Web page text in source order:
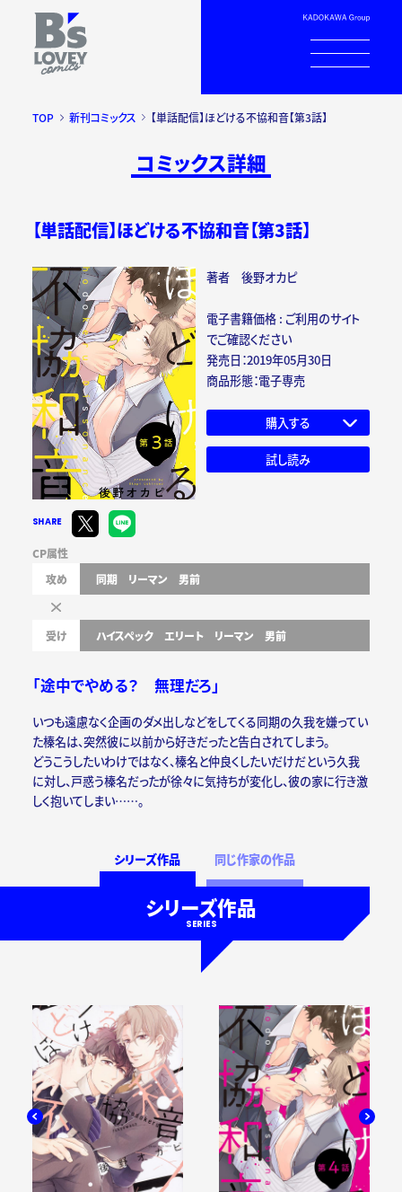
TOP 新刊コミックス 【単話配信】ほどける不協和音【第3話】
コミックス詳細
【単話配信】ほどける不協和音【第3話】
著者 後野オカピ
電子書籍価格 : ご利用のサイト
でご確認ください
発売日：2019年05月30日
商品形態：電子専売
購入する
試し読み
SHARE
CP属性
攻め
同期 リーマン 男前
受け ハイスペック エリート リーマン 男前
「途中でやめる？ 無理だろ」
いつも遠慮なく企画のダメ出しなどをしてくる同期の久我を嫌ってい
た榛名は、突然彼に以前から好きだったと告白されてしまう。
どうこうしたいわけではなく、榛名と仲良くしたいだけだという久我
に対し、戸惑う榛名だったが徐々に気持ちが変化し、彼の家に行き激
しく抱いてしまい……。
シリーズ作品 同じ作家の作品
シリーズ作品
SERIES